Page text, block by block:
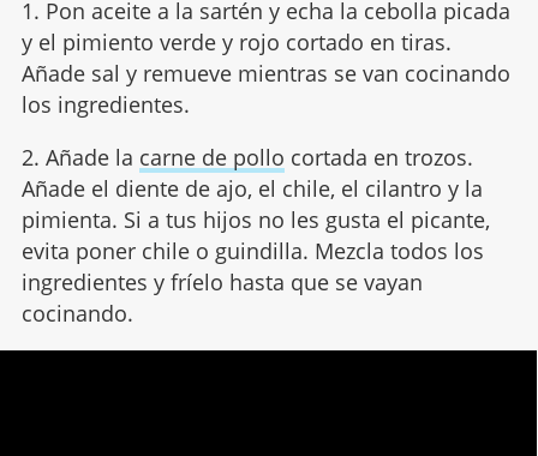
1. Pon aceite a la sartén y echa la cebolla picada
y el pimiento verde y rojo cortado en tiras.
Añade sal y remueve mientras se van cocinando
los ingredientes.
2. Añade la carne de pollo cortada en trozos.
Añade el diente de ajo, el chile, el cilantro y la
pimienta. Si a tus hijos no les gusta el picante,
evita poner chile o guindilla. Mezcla todos los
ingredientes y fríelo hasta que se vayan
cocinando.